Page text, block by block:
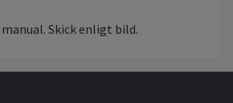
Skick enligt bild.